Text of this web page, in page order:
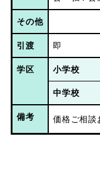
その他
引渡 即
学区 小学校
中学校
備考 価格ご相談